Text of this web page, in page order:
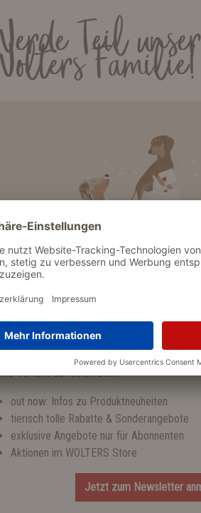
WOLTERS Friends
Patch & Style
Teil
Familie!
zum WOLTERS Newsletter anmelden und
Vorteile auf einen Blick:
out now: Infos zu Produktneuheiten
tierisch tolle Rabatte & Sonderangebote
exklusive Angebote nur für Abonnenten
Aktionen im WOLTERS Store
Jetzt zum Newsletter